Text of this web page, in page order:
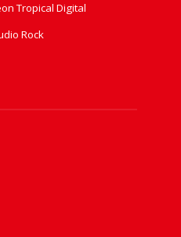
Tropical Digital
Rock